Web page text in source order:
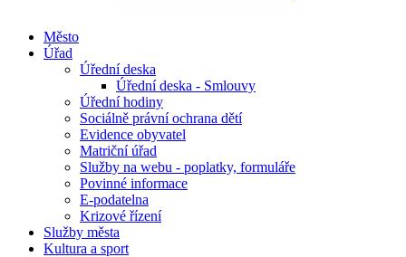
Město
Úřad
Úřední deska
Úřední deska - Smlouvy
Úřední hodiny
Sociálně právní ochrana dětí
Evidence obyvatel
Matriční úřad
Služby na webu - poplatky, formuláře
Povinné informace
E-podatelna
Krizové řízení
Služby města
Kultura a sport